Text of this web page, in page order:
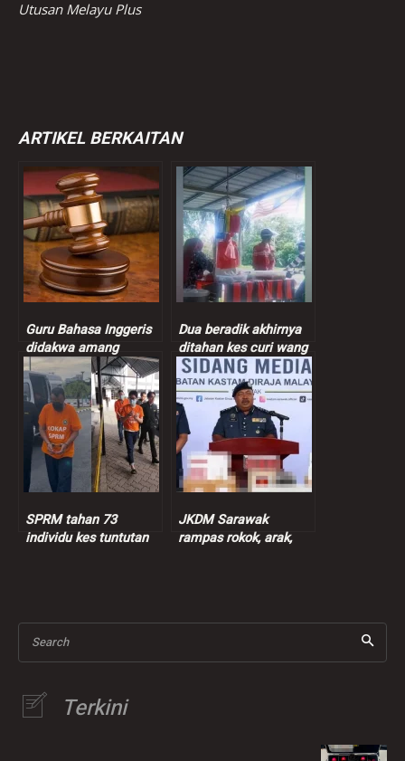
Utusan Melayu Plus
ARTIKEL BERKAITAN
Guru Bahasa Inggeris
didakwa amang
seksual murid
perempuan 9 tahun
Dua beradik akhirnya
ditahan kes curi wang
peniaga nasi bajet
SPRM tahan 73
individu kes tuntutan
JKDM Sarawak
rampas rokok, arak,
Search
Terkini